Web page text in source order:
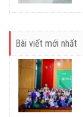
Bài viết mới nhất